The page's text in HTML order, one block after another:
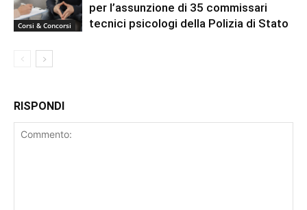
Corsi & Concorsi
per l’assunzione di 35 commissari
tecnici psicologi della Polizia di Stato
RISPONDI